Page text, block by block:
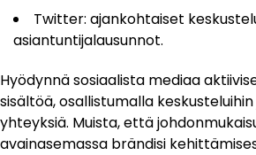
Twitter: ajankohtaiset
asiantuntijalausunnot.
Hyödynnä sosiaalista mediaa
sisältöä, osallistumalla
yhteyksiä. Muista, että
avainasemassa brändisi